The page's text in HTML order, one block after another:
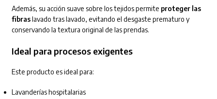
Además, su acción suave sobre los tejidos permite proteger las
fibraslavado tras lavado, evitando el desgaste prematuro y
conservando la textura original de las prendas.
Ideal para procesos exigentes
Este producto es ideal para:
Lavanderías hospitalarias